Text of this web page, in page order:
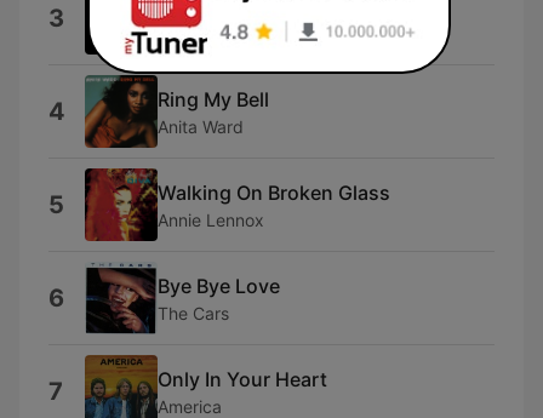
3 Amen de Jesús Cristo
Amen de Jesus Cristo
4 Ring My Bell
Anita Ward
5 Walking On Broken Glass
Annie Lennox
6 Bye Bye Love
The Cars
7 Only In Your Heart
America